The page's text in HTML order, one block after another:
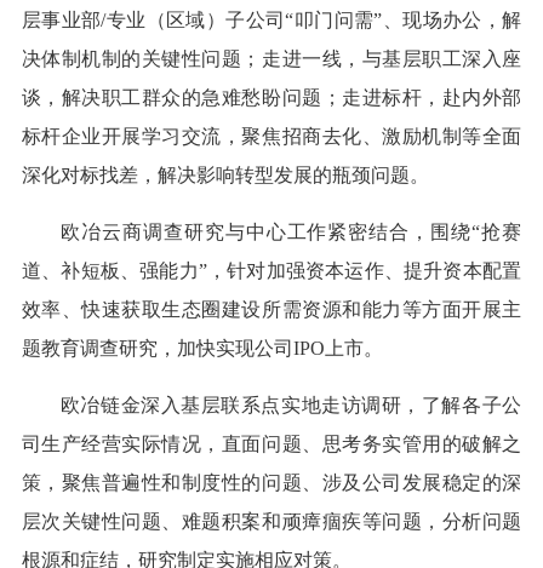
层事业部/专业（区域）子公司“叩门问需”、现场办公，解
决体制机制的关键性问题；走进一线，与基层职工深入座
谈，解决职工群众的急难愁盼问题；走进标杆，赴内外部
标杆企业开展学习交流，聚焦招商去化、激励机制等全面
深化对标找差，解决影响转型发展的瓶颈问题。
欧冶云商调查研究与中心工作紧密结合，围绕“抢赛
道、补短板、强能力”，针对加强资本运作、提升资本配置
效率、快速获取生态圈建设所需资源和能力等方面开展主
题教育调查研究，加快实现公司IPO上市。
欧冶链金深入基层联系点实地走访调研，了解各子公
司生产经营实际情况，直面问题、思考务实管用的破解之
策，聚焦普遍性和制度性的问题、涉及公司发展稳定的深
层次关键性问题、难题积案和顽瘴痼疾等问题，分析问题
根源和症结，研究制定实施相应对策。